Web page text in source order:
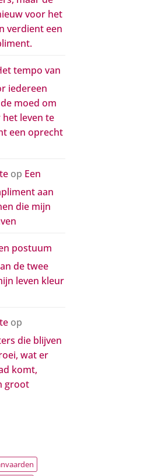
voor het
verdient een
tempo van
iedereen
moed om
leven te
een oprecht
op Een
aan
die mijn
postuum
de twee
leven kleur
op
die blijven
wat er
komt,
groot